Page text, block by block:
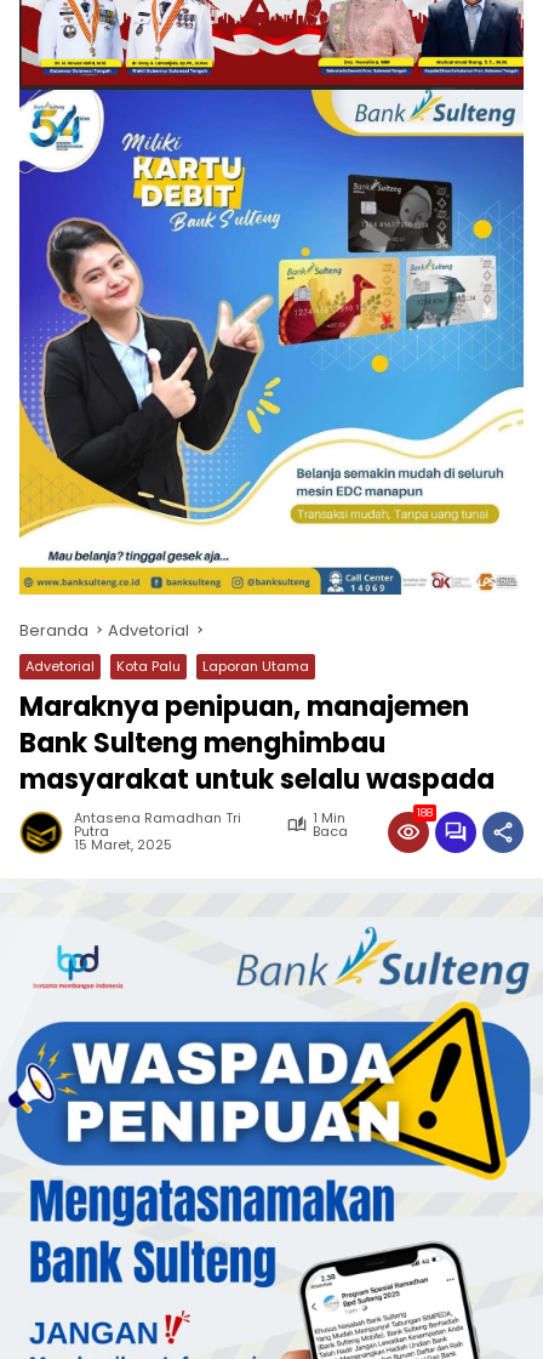
Beranda Advetorial
Advetorial Kota Palu Laporan Utama
Maraknya penipuan, manajemen
Bank Sulteng menghimbau
masyarakat untuk selalu waspada
Antasena Ramadhan Tri
Putra
1 Min
Baca
15 Maret, 2025
188